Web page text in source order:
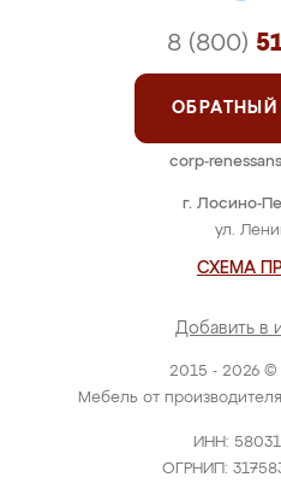
2015 - 2026 ©
Мебель от
ИНН:
ОГРНИП:
г. Лосино-
ул.
СХЕМА
Добавить в
8 (800)
corp-